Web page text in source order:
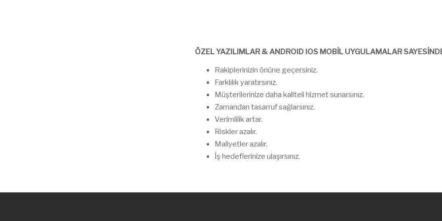
ÖZEL YAZILIMLAR & ANDROID IOS MOBİL UYGULAMALAR
Rakiplerinizin önüne geçersiniz.
Farklılık yaratırsınız.
Müşterilerinize daha kaliteli hizmet sunarsınız.
Zamandan tasarruf sağlarsınız.
Verimlilik artar.
Riskler azalır.
Maliyetler azalır.
İş hedeflerinize ulaşırsınız.